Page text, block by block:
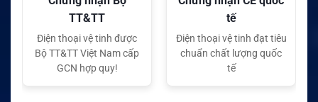
tinh được
Nam cấp
Điện thoại vệ tinh đạt tiêu
chuẩn chất lượng quốc
Điện thoại vệ tinh
chuẩn chất lượng